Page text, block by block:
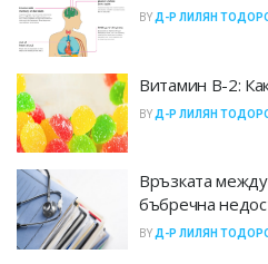
BY Д-Р ЛИЛЯН
Витамин B-2:
BY Д-Р ЛИЛЯН
Връзката
бъбречна
BY Д-Р ЛИЛЯН